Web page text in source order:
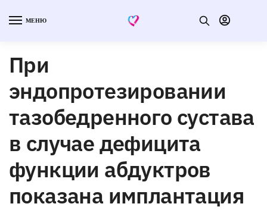
МЕНЮ
При
эндопротезировании
тазобедренного сустава
в случае дефицита
функции абдуктров
показана имплантация